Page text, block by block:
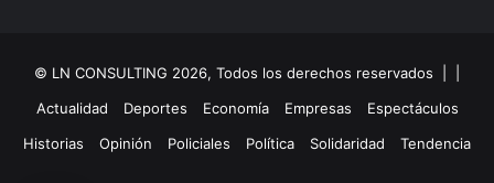
© LN CONSULTING 2026, Todos los derechos reservados |
Actualidad
Deportes Economía Empresas
Espectáculos
Historias
Opinión Policiales Política Solidaridad Tendencia